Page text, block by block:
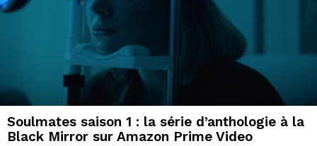
Soulmates saison 1 : la série d’anthologie à la
Black Mirror sur Amazon Prime Video